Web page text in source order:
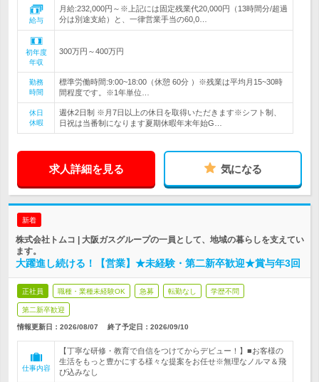
給与
月給:232,000円～※上記には固定残業代20,000円（13時間分/超過
分は別途支給）と、一律営業手当の60,0…
初年度
年収
300万円～400万円
勤務
時間
標準労働時間:9:00~18:00（休憩 60分 ）※残業は平均月15~30時
間程度です。※1年単位…
休日
休暇
週休2日制 ※月7日以上の休日を取得いただきます※シフト制、
日祝は当番制になります夏期休暇年末年始G…
求人詳細を見る 気になる
新着
株式会社トムコ | 大阪ガスグループの一員として、地域の暮らしを支えてい
ます。
大躍進し続ける！【営業】★未経験・第二新卒歓迎★賞与年3回
正社員 職種・業種未経験OK 急募 転勤なし 学歴不問
第二新卒歓迎
情報更新日：2026/08/07 終了予定日： 2026/09/10
仕事内容
【丁寧な研修・教育で自信をつけてからデビュー！】■お客様の
生活をもっと豊かにする様々な提案をお任せ※無理なノルマ＆飛
び込みなし